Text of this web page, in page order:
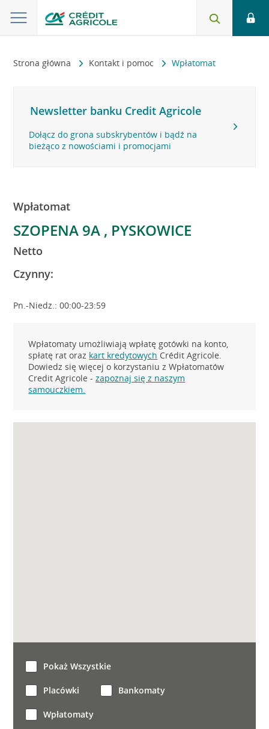
Strona główna Kontakt i pomoc Wpłatomat
Newsletter banku Credit Agricole
Dołącz do grona subskrybentów i bądź na
bieżąco z nowościami i promocjami
Wpłatomat
SZOPENA 9A , PYSKOWICE
Netto
Czynny:
Pn.-Niedz.: 00:00-23:59
Wpłatomaty umożliwiają wpłatę gotówki na konto,
spłatę rat oraz kart kredytowych Crédit Agricole.
Dowiedz się więcej o korzystaniu z Wpłatomatów
Credit Agricole -zapoznaj się z naszym
samouczkiem.
Pokaż Wszystkie
Placówki Bankomaty
Wpłatomaty